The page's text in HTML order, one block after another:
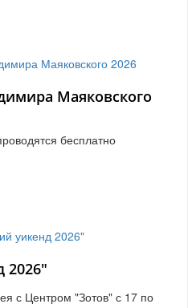
Маяковского
бесплатно
2026"
с Центром "Зотов" с 17 по